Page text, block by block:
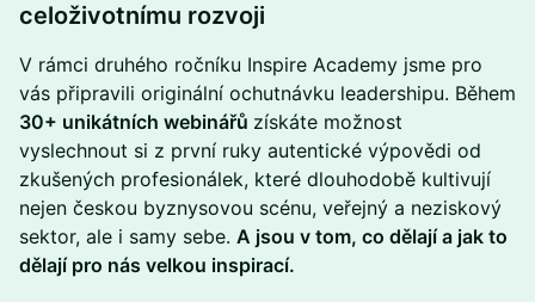
celoživotnímu rozvoji
​V rámci druhého ročníku Inspire Academy jsme pro
vás připravili originální ochutnávku leadershipu. Během
30+ unikátních webinářů získáte možnost
vyslechnout si z první ruky autentické výpovědi od
zkušených profesionálek, které dlouhodobě kultivují
nejen českou byznysovou scénu, veřejný a neziskový
sektor, ale i samy sebe. A jsou v tom, co dělají a jak to
dělají pro nás velkou inspirací.